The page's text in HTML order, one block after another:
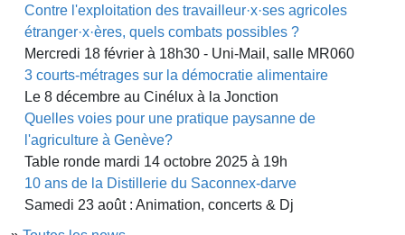
Contre l'exploitation des travailleur·x·ses agricoles
étranger·x·ères, quels combats possibles ?
Mercredi 18 février à 18h30 - Uni-Mail, salle MR060
3 courts-métrages sur la démocratie alimentaire
Le 8 décembre au Cinélux à la Jonction
Quelles voies pour une pratique paysanne de
l'agriculture à Genève?
Table ronde mardi 14 octobre 2025 à 19h
10 ans de la Distillerie du Saconnex-darve
Samedi 23 août : Animation, concerts & Dj